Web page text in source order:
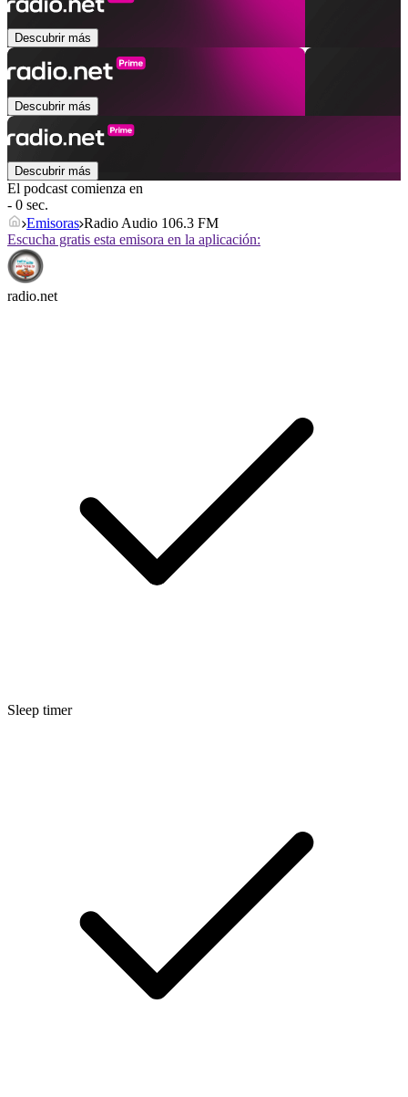
Descubrir más
Descubrir más
Descubrir más
El podcast comienza en
- 0 sec.
Emisoras Radio Audio 106.3 FM
Escucha gratis esta emisora en la aplicación:
radio.net
Sleep timer